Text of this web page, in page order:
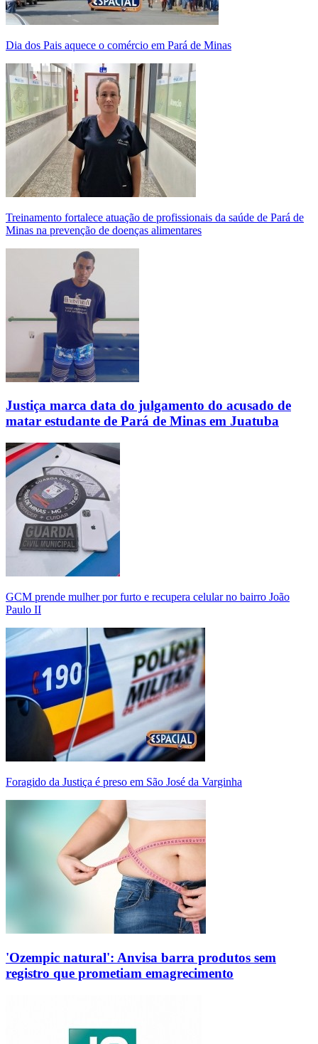
Dia dos Pais aquece o comércio em Pará de Minas
Treinamento fortalece atuação de profissionais da saúde de Pará de
Minas na prevenção de doenças alimentares
Justiça marca data do julgamento do acusado de
matar estudante de Pará de Minas em Juatuba
GCM prende mulher por furto e recupera celular no bairro João
Paulo II
Foragido da Justiça é preso em São José da Varginha
'Ozempic natural': Anvisa barra produtos sem
registro que prometiam emagrecimento